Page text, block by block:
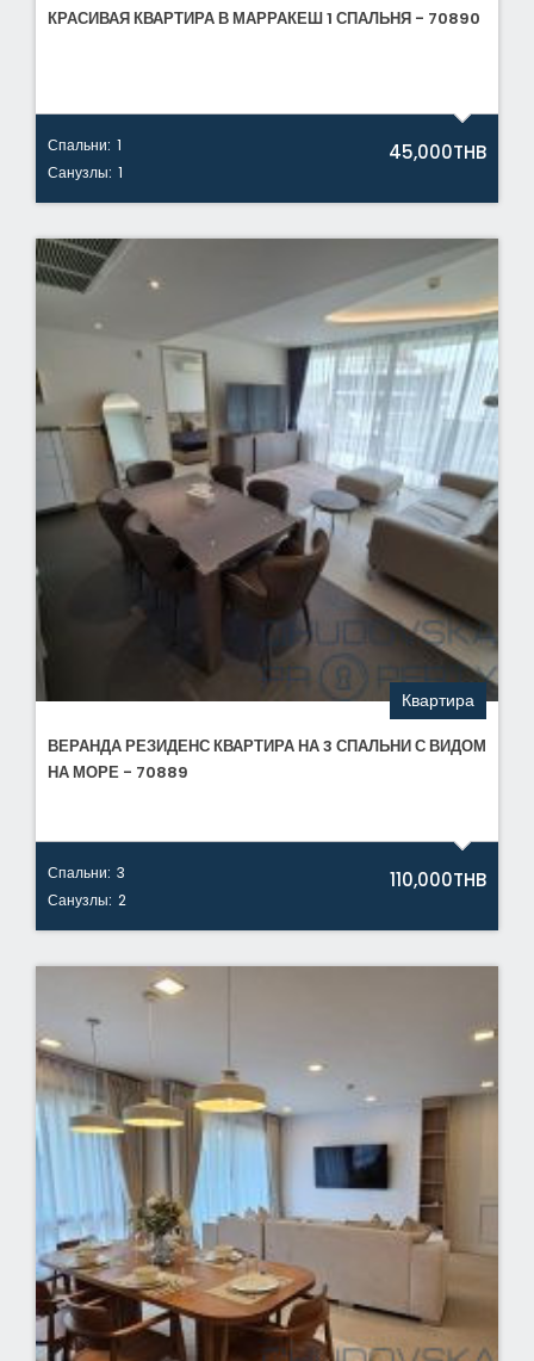
КРАСИВАЯ КВАРТИРА В МАРРАКЕШ 1 СПАЛЬНЯ - 70890
Спальни: 1
Санузлы: 1
45,000THB
Квартира
ВЕРАНДА РЕЗИДЕНС КВАРТИРА НА 3 СПАЛЬНИ С ВИДОМ
НА МОРЕ - 70889
Спальни: 3
Санузлы: 2
110,000THB